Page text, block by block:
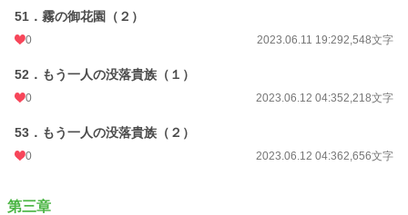
51．霧の御花園（２）
0 2023.06.11 19:292,548文字
52．もう一人の没落貴族（１）
0 2023.06.12 04:352,218文字
53．もう一人の没落貴族（２）
0 2023.06.12 04:362,656文字
第三章